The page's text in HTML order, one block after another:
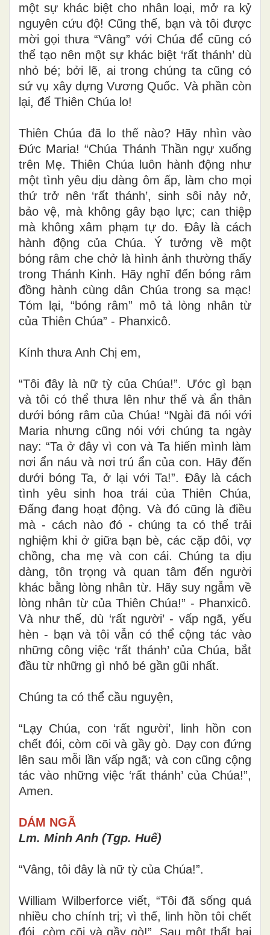
một sự khác biệt cho nhân loại, mở ra kỷ
nguyên cứu độ! Cũng thế, bạn và tôi được
mời gọi thưa “Vâng” với Chúa để cũng có
thể tạo nên một sự khác biệt ‘rất thánh’ dù
nhỏ bé; bởi lẽ, ai trong chúng ta cũng có
sứ vụ xây dựng Vương Quốc. Và phần còn
lại, để Thiên Chúa lo!
Thiên Chúa đã lo thế nào? Hãy nhìn vào
Đức Maria! “Chúa Thánh Thần ngự xuống
trên Mẹ. Thiên Chúa luôn hành động như
một tình yêu dịu dàng ôm ấp, làm cho mọi
thứ trở nên ‘rất thánh’, sinh sôi nảy nở,
bảo vệ, mà không gây bạo lực; can thiệp
mà không xâm phạm tự do. Đây là cách
hành động của Chúa. Ý tưởng về một
bóng râm che chở là hình ảnh thường thấy
trong Thánh Kinh. Hãy nghĩ đến bóng râm
đồng hành cùng dân Chúa trong sa mạc!
Tóm lại, “bóng râm” mô tả lòng nhân từ
của Thiên Chúa” - Phanxicô.
Kính thưa Anh Chị em,
“Tôi đây là nữ tỳ của Chúa!”. Ước gì bạn
và tôi có thể thưa lên như thế và ẩn thân
dưới bóng râm của Chúa! “Ngài đã nói với
Maria nhưng cũng nói với chúng ta ngày
nay: “Ta ở đây vì con và Ta hiến mình làm
nơi ẩn náu và nơi trú ẩn của con. Hãy đến
dưới bóng Ta, ở lại với Ta!”. Đây là cách
tình yêu sinh hoa trái của Thiên Chúa,
Đấng đang hoạt động. Và đó cũng là điều
mà - cách nào đó - chúng ta có thể trải
nghiệm khi ở giữa bạn bè, các cặp đôi, vợ
chồng, cha mẹ và con cái. Chúng ta dịu
dàng, tôn trọng và quan tâm đến người
khác bằng lòng nhân từ. Hãy suy ngẫm về
lòng nhân từ của Thiên Chúa!” - Phanxicô.
Và như thế, dù ‘rất người’ - vấp ngã, yếu
hèn - bạn và tôi vẫn có thể cộng tác vào
những công việc ‘rất thánh’ của Chúa, bắt
đầu từ những gì nhỏ bé gần gũi nhất.
Chúng ta có thể cầu nguyện,
“Lạy Chúa, con ‘rất người’, linh hồn con
chết đói, còm cõi và gầy gò. Dạy con đứng
lên sau mỗi lần vấp ngã; và con cũng cộng
tác vào những việc ‘rất thánh’ của Chúa!”,
Amen.
DÁM NGÃ
Lm. Minh Anh (Tgp. Huế)
“Vâng, tôi đây là nữ tỳ của Chúa!”.
William Wilberforce viết, “Tôi đã sống quá
nhiều cho chính trị; vì thế, linh hồn tôi chết
đói, còm cõi và gầy gò!”. Sau một thất bại